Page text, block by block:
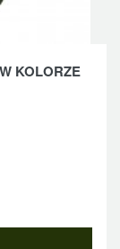
KOLORZE